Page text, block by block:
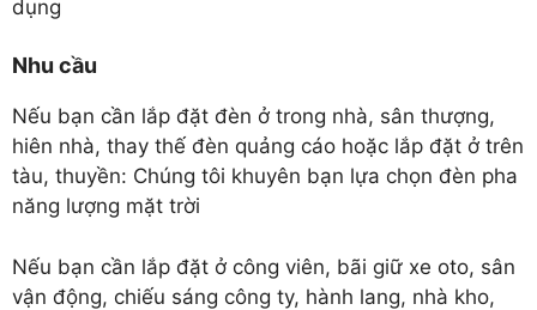
dụng
Nhu cầu
Nếu bạn cần lắp đặt đèn ở trong nhà, sân thượng,
hiên nhà, thay thế đèn quảng cáo hoặc lắp đặt ở trên
tàu, thuyền: Chúng tôi khuyên bạn lựa chọn đèn pha
năng lượng mặt trời
Nếu bạn cần lắp đặt ở công viên, bãi giữ xe oto, sân
vận động, chiếu sáng công ty, hành lang, nhà kho,